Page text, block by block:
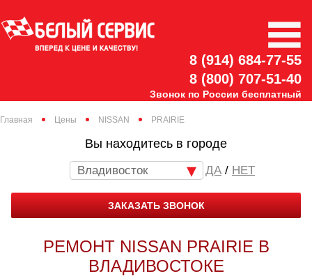
8 (914) 684-77-55
8 (800) 707-51-40
Звонок по России бесплатный
Главная Цены NISSAN PRAIRIE
Вы находитесь в городе
Владивосток / НЕТ
ЗАКАЗАТЬ ЗВОНОК
РЕМОНТ NISSAN PRAIRIE В
ВЛАДИВОСТОКЕ